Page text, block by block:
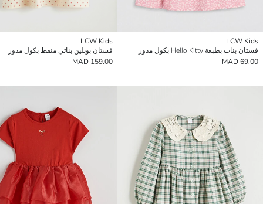
LCW Kids
فستان بنات بطبعة Hello Kitty بكول مدور
69.00 MAD
LCW Kids
فستان بوبلين بناتي منقط بكول مدور
159.00 MAD